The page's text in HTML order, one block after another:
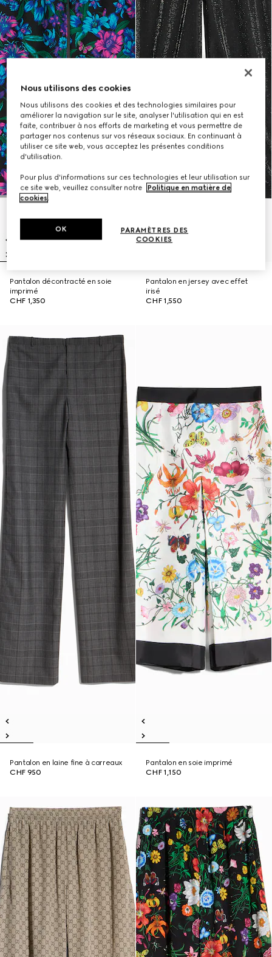
Pantalon décontracté en soie
imprimé
CHF 1,350
Pantalon en jersey avec effet
irisé
CHF 1,550
Pantalon en laine fine à carreaux
CHF 950
Pantalon en soie imprimé
CHF 1,150
Nous utilisons des cookies
Nous utilisons des cookies et des technologies similaires pour
améliorer la navigation sur le site, analyser l'utilisation qui en est
faite, contribuer à nos efforts de marketing et vous permettre de
partager nos contenus sur vos réseaux sociaux. En continuant à
utiliser ce site web, vous acceptez les présentes conditions
d'utilisation.
Pour plus d'informations sur ces technologies et leur utilisation sur
ce site web, veuillez consulter notre
Politique en matière de
cookies.
PARAMÈTRES DES
COOKIES
OK